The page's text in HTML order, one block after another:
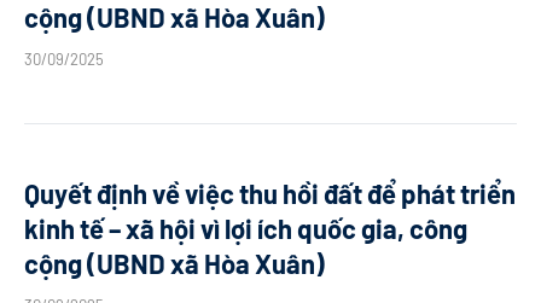
cộng (UBND xã Hòa Xuân)
30/09/2025
Quyết định về việc thu hồi đất để phát triển
kinh tế – xã hội vì lợi ích quốc gia, công
cộng (UBND xã Hòa Xuân)